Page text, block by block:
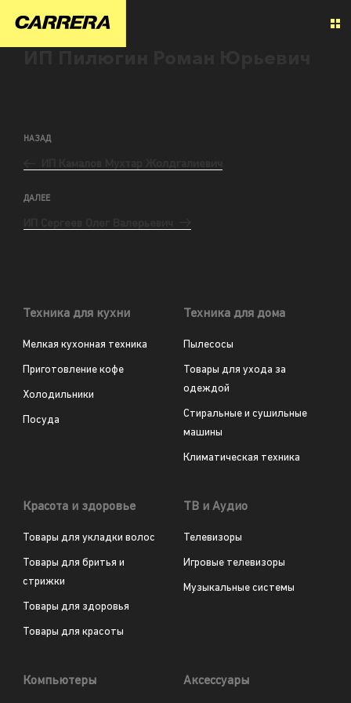
НАЗАД
ДАЛЕЕ
Техника для кухни
Мелкая кухонная техника
Приготовление кофе
Холодильники
Посуда
Техника для дома
Пылесосы
Товары для ухода за
одеждой
Стиральные и сушильные
машины
Климатическая техника
Красота и здоровье
Товары для укладки волос
Товары для бритья и
стрижки
Товары для здоровья
Товары для красоты
ТВ и Аудио
Телевизоры
Игровые телевизоры
Музыкальные системы
Компьютеры Аксессуары